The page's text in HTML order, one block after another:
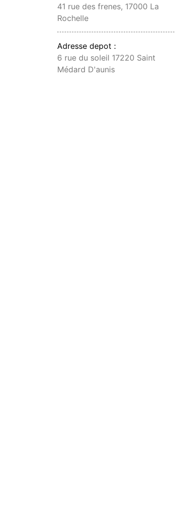
41 rue des frenes, 17000 La
Rochelle
Adresse depot :
6 rue du soleil 17220 Saint
Médard D'aunis